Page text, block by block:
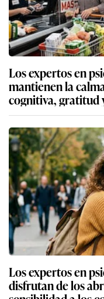
Los expertos en
mantienen la
cognitiva, gratitud
Los expertos en
disfrutan de los